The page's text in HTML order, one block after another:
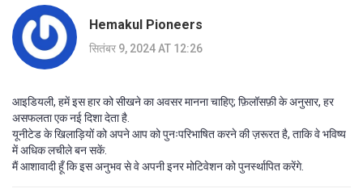
Hemakul Pioneers
सितंबर 9, 2024 AT 12:26
आइडियली, हमें इस हार को सीखने का अवसर मानना चाहिए; फ़िलॉसफ़ी के अनुसार, हर
असफलता एक नई दिशा देता है.
यूनीटेड के खिलाड़ियों को अपने आप को पुनःपरिभाषित करने की ज़रूरत है, ताकि वे भविष्य
में अधिक लचीले बन सकें.
मैं आशावादी हूँ कि इस अनुभव से वे अपनी इनर मोटिवेशन को पुनर्स्थापित करेंगे.